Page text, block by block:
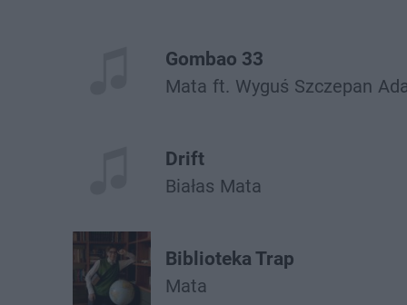
Gombao 33
Mata ft. Wyguś Szczepan
Drift
Białas Mata
Biblioteka Trap
Mata